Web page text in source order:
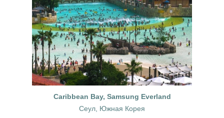
Caribbean Bay, Samsung Everland
Сеул, Южная Корея